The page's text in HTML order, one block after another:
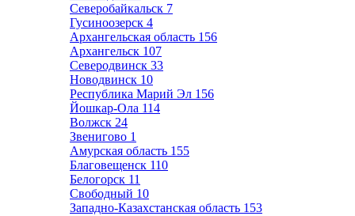
Северобайкальск 7
Гусиноозерск 4
Архангельская область 156
Архангельск 107
Северодвинск 33
Новодвинск 10
Республика Марий Эл 156
Йошкар-Ола 114
Волжск 24
Звенигово 1
Амурская область 155
Благовещенск 110
Белогорск 11
Свободный 10
Западно-Казахстанская область 153